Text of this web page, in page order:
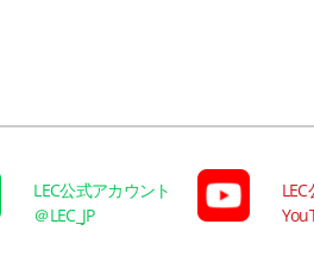
LEC公式アカウント
＠LEC_JP